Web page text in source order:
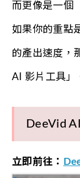
而更像是一個
如果你的重點
的產出速度，
AI 影片工具」
DeeVid
立即前往：